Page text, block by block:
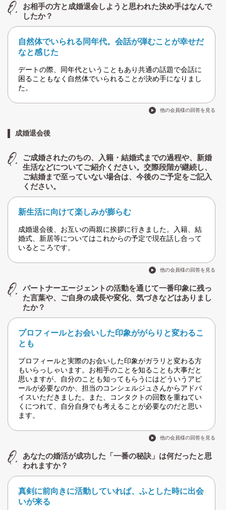
お相手の方と成婚退会しようと思われた決め手はなんで
したか？
自然体でいられる同年代。会話が弾むことが幸せだ
なと感じた
デートの際、同年代ということもあり共通の話題で会話に
困ることもなく自然体でいられることが決め手になりまし
た。
他の会員様の回答を見る
成婚退会後
ご成婚されたのちの、入籍・結婚式までの過程や、新婚
生活などについてご紹介ください。交際段階が継続し、
ご結婚まで至っていない場合は、今後のご予定をご記入
ください。
新生活に向けて楽しみが膨らむ
成婚退会後、お互いの両親に挨拶に行きました。入籍、結
婚式、新居等についてはこれからの予定で現在話し合って
いるところです。
他の会員様の回答を見る
パートナーエージェントの活動を通じて一番印象に残っ
た言葉や、ご自身の成長や変化、気づきなどはありまし
たか？
プロフィールとお会いした印象ががらりと変わるこ
とも
プロフィールと実際のお会いした印象がガラリと変わる方
もいらっしゃいます。お相手のことを知ることも大事だと
思いますが、自分のことも知ってもらうにはどういうアピ
ールが必要なのか、担当のコンシェルジュさんからアドバ
イスいただきました。また、コンタクトの回数を重ねてい
くにつれて、自分自身でも考えることが必要なのだと思い
ます。
他の会員様の回答を見る
あなたの婚活が成功した「一番の秘訣」は何だったと思
われますか？
真剣に前向きに活動していれば、ふとした時に出会
いが来る